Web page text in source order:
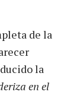
de la
la
en el